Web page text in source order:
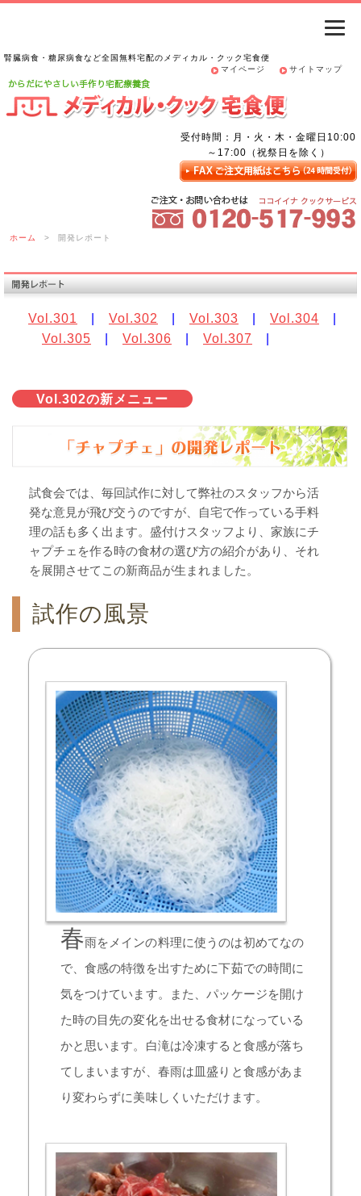
腎臓病食・糖尿病食など全国無料宅配のメディカル・クック宅食便
マイページ
サイトマップ
受付時間：月・火・木・金曜日10:00
～17:00（祝祭日を除く）
ホーム > 開発レポート
Vol.301 Vol.302 Vol.303 Vol.304
Vol.305
Vol.306 Vol.307
Vol.302の新メニュー
試食会では、毎回試作に対して弊社のスタッフから活
発な意見が飛び交うのですが、自宅で作っている手料
理の話も多く出ます。盛付けスタッフより、家族にチ
ャプチェを作る時の食材の選び方の紹介があり、それ
を展開させてこの新商品が生まれました。
試作の風景
春雨をメインの料理に使うのは初めてなの
で、食感の特徴を出すために下茹での時間に
気をつけています。また、パッケージを開け
た時の目先の変化を出せる食材になっている
かと思います。白滝は冷凍すると食感が落ち
てしまいますが、春雨は皿盛りと食感があま
り変わらずに美味しくいただけます。